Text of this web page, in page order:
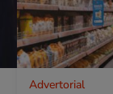
Advertorial